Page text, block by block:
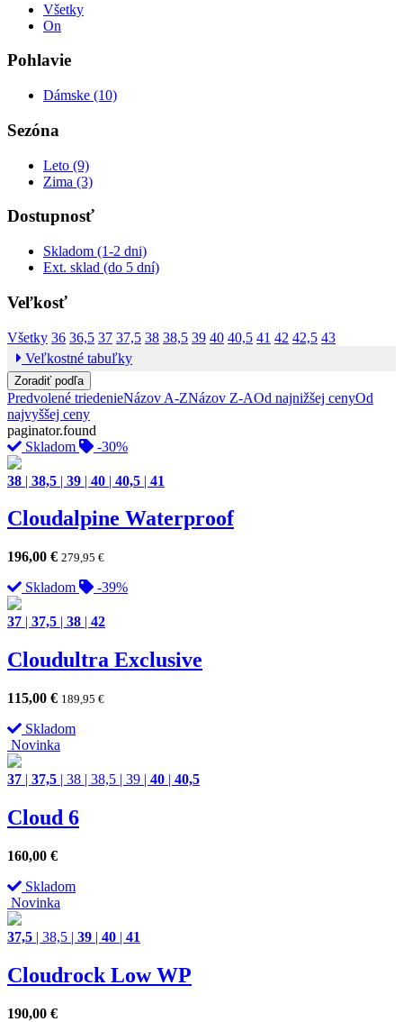
Všetky
On
Pohlavie
Dámske (10)
Sezóna
Leto (9)
Zima (3)
Dostupnosť
Skladom (1-2 dni)
Ext. sklad (do 5 dní)
Veľkosť
Všetky 36 36,5 37 37,5 38 38,5 39 40 40,5 41 42 42,5 43
Veľkostné tabuľky
Zoradiť podľa
Predvolené triedenieNázov A-ZNázov Z-AOd najnižšej cenyOd
najvyššej ceny
paginator.found
Skladom
-30%
38 | 38,5 | 39 | 40 | 40,5 | 41
Cloudalpine Waterproof
196,00 € 279,95 €
Skladom -39%
37 | 37,5 | 38 | 42
Cloudultra Exclusive
115,00 € 189,95 €
Skladom
Novinka
37 | 37,5 | 38 | 38,5 | 39 | 40 | 40,5
Cloud 6
160,00 €
Skladom
Novinka
37,5 | 38,5 | 39 | 40 | 41
Cloudrock Low WP
190,00 €